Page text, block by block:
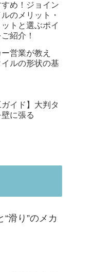
め！ジョイン
ルのメリット・
トと選ぶポイ
紹介！
ー営業が教え
イルの形状の基
ガイド】大判タ
に張る
滑り”のメカ